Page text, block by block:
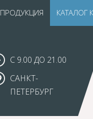
ПРОДУКЦИЯ КАТАЛОГ
С 9.00 ДО 21.00
САНКТ-
ПЕТЕРБУРГ